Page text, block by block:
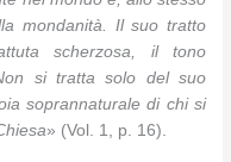
mondanità. Il suo tratto
scherzosa, il tono
si tratta solo del suo
soprannaturale di chi si
» (Vol. 1, p. 16).